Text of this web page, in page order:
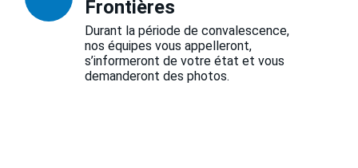
Frontières
Durant la période de convalescence,
nos équipes vous appelleront,
s’informeront de votre état et vous
demanderont des photos.